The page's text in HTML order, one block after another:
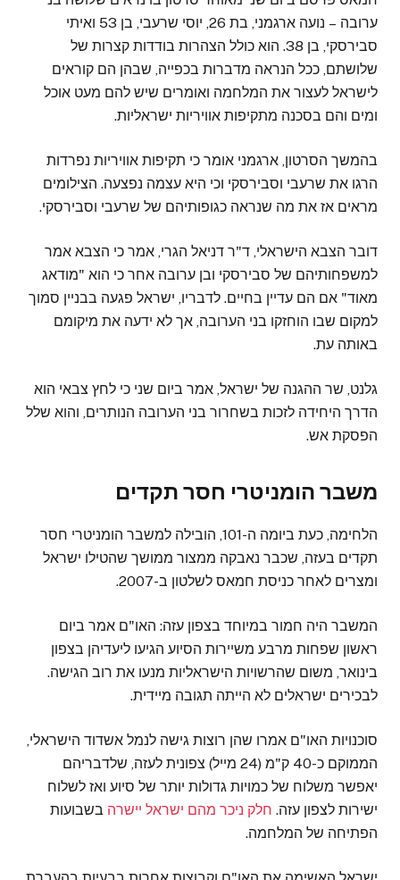
ערובה – נועה ארגמני, בת 26, יוסי שרעבי, בן 53 ואיתי
סבירסקי, בן 38. הוא כולל הצהרות בודדות קצרות של
שלושתם, ככל הנראה מדברות בכפייה, שבהן הם קוראים
לישראל לעצור את המלחמה ואומרים שיש להם מעט אוכל
ומים והם בסכנה מתקיפות אוויריות ישראליות.
בהמשך הסרטון, ארגמני אומר כי תקיפות אוויריות נפרדות
הרגו את שרעבי וסבירסקי וכי היא עצמה נפצעה. הצילומים
מראים אז את מה שנראה כגופותיהם של שרעבי וסבירסקי.
דובר הצבא הישראלי, ד"ר דניאל הגרי, אמר כי הצבא אמר
למשפחותיהם של סבירסקי ובן ערובה אחר כי הוא "מודאג
מאוד" אם הם עדיין בחיים. לדבריו, ישראל פגעה בבניין סמוך
למקום שבו הוחזקו בני הערובה, אך לא ידעה את מיקומם
באותה עת.
גלנט, שר ההגנה של ישראל, אמר ביום שני כי לחץ צבאי הוא
הדרך היחידה לזכות בשחרור בני הערובה הנותרים, והוא שלל
הפסקת אש.
משבר הומניטרי חסר תקדים
הלחימה, כעת ביומה ה-101, הובילה למשבר הומניטרי חסר
תקדים בעזה, שכבר נאבקה ממצור ממושך שהטילו ישראל
ומצרים לאחר כניסת חמאס לשלטון ב-2007.
המשבר היה חמור במיוחד בצפון עזה: האו"ם אמר ביום
ראשון שפחות מרבע משיירות הסיוע הגיעו ליעדיהן בצפון
בינואר, משום שהרשויות הישראליות מנעו את רוב הגישה.
לבכירים ישראלים לא הייתה תגובה מיידית.
סוכנויות האו"ם אמרו שהן רוצות גישה לנמל אשדוד הישראלי,
הממוקם כ-40 ק"מ (24 מייל) צפונית לעזה, שלדבריהם
יאפשר משלוח של כמויות גדולות יותר של סיוע ואז לשלוח
ישירות לצפון עזה. חלק ניכר מהם ישראל יישרה בשבועות
הפתיחה של המלחמה.